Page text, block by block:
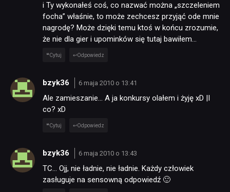
i Ty wykonałeś coś, co nazwać można „szczeleniem
focha” właśnie, to może zechcesz przyjąć ode mnie
nagrodę? Może dzięki temu ktoś w końcu zrozumie,
że nie dla gier i upominków się tutaj bawiłem…
Cytuj Odpowiedz
bzyk36 6 maja 2010 o 13:41
Ale zamieszanie… A ja konkursy olałem i żyję xD |I
co? xD
Cytuj Odpowiedz
bzyk36 6 maja 2010 o 13:43
TC… Ojj, nie ładnie, nie ładnie. Każdy człowiek
zasługuje na sensowną odpowiedź 🙂